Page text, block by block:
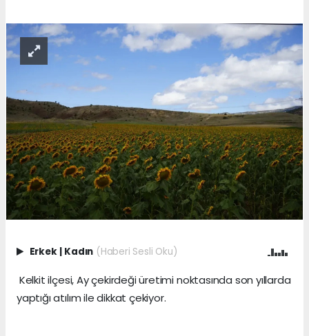
Erkek Kadın (Haberi Sesli Oku)
Kelkit ilçesi, Ay çekirdeği üretimi noktasında son yıllarda
yaptığı atılım ile dikkat çekiyor.